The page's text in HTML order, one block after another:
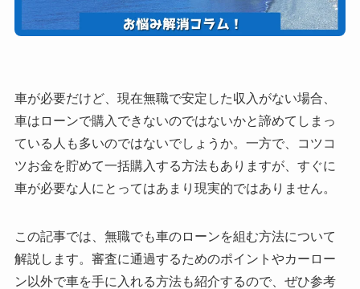
車が必要だけど、現在無職で安定した収入がない場合、
車はローンで購入できないのではないかと諦めてしまっ
ている人も多いのではないでしょうか。一方で、コツコ
ツお金を貯めて一括購入する方法もありますが、すぐに
車が必要な人にとってはあまり現実的ではありません。
この記事では、無職でも車のローンを組む方法について
解説します。審査に通過するためのポイントやカーロー
ン以外で車を手に入れる方法も紹介するので、ぜひ参考